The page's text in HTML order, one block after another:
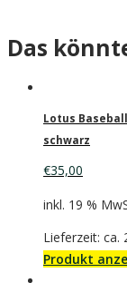
Das
Lotus
schwarz
€35,00
inkl. 19 %
Lieferzeit: ca.
Produkt